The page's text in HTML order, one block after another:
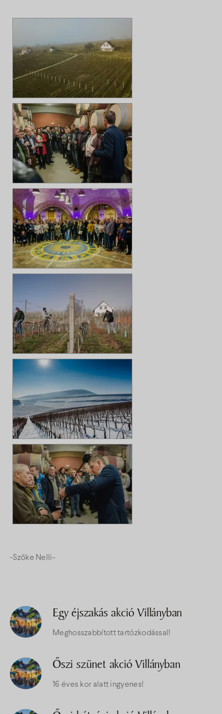
-Szőke Nelli-
Egy éjszakás akció Villányban
Meghosszabbított tartózkodással!
Őszi szünet akció Villányban
16 éves kor alatt ingyenes!